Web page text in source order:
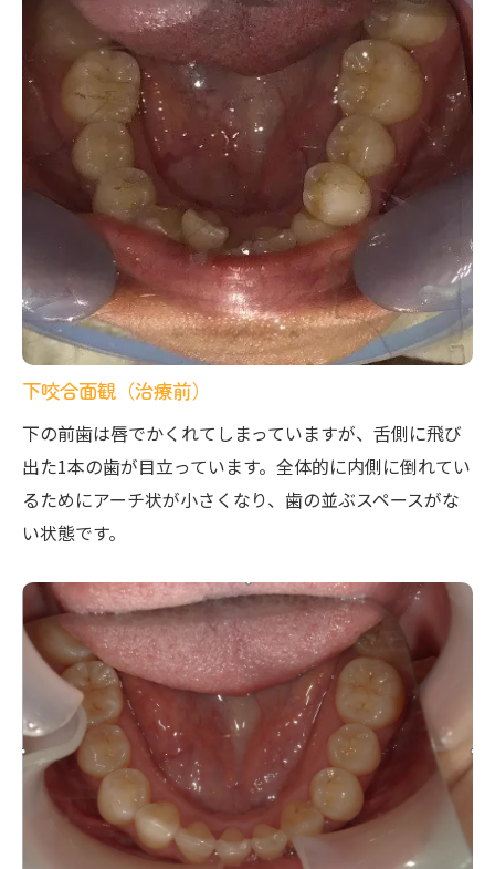
下咬合面観（治療前）
下の前歯は唇でかくれてしまっていますが、舌側に飛び
出た1本の歯が目立っています。全体的に内側に倒れてい
るためにアーチ状が小さくなり、歯の並ぶスペースがな
い状態です。